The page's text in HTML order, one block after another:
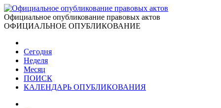
Официальное опубликование правовых актов
ОФИЦИАЛЬНОЕ ОПУБЛИКОВАНИЕ
Сегодня
Неделя
Месяц
ПОИСК
КАЛЕНДАРЬ ОПУБЛИКОВАНИЯ